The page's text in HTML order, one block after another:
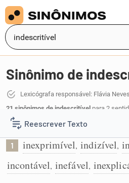
Reescrever Texto
Resumir Texto
Sinônimo de
Lexicógrafa responsável: Flávia Neves
21 sinônimos de indescritível para 2
Que não se consegue descrever:
1 inexprimível, indizível,
incontável, inefável,